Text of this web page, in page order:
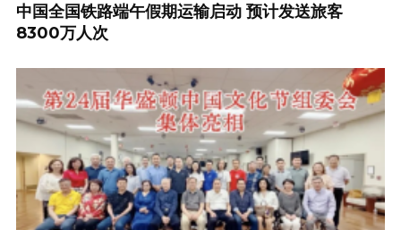
中国全国铁路端午假期运输启动 预计发送旅客
8300万人次